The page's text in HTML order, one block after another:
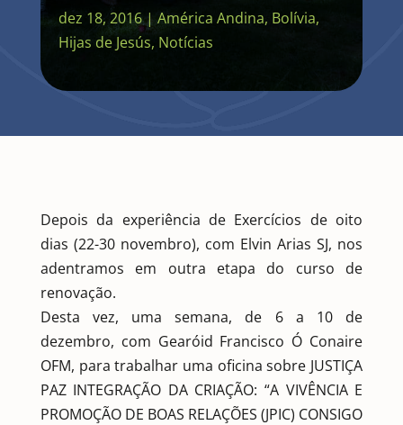
dez 18, 2016|América Andina, Bolívia,
Hijas de Jesús, Notícias
Depois da experiência de Exercícios de oito
dias (22-30 novembro), com Elvin Arias SJ, nos
adentramos em outra etapa do curso de
renovação.
Desta vez, uma semana, de 6 a 10 de
dezembro, com Gearóid Francisco Ó Conaire
OFM, para trabalhar uma oficina sobre JUSTIÇA
PAZ INTEGRAÇÃO DA CRIAÇÃO: “A VIVÊNCIA E
PROMOÇÃO DE BOAS RELAÇÕES (JPIC) CONSIGO